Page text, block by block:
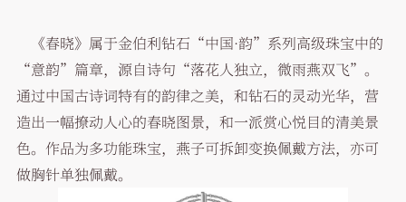
《春晓》属于金伯利钻石“中国·韵”系列高级珠宝中的
“意韵”篇章，源自诗句“落花人独立，微雨燕双飞”。
通过中国古诗词特有的韵律之美，和钻石的灵动光华，营
造出一幅撩动人心的春晓图景，和一派赏心悦目的清美景
色。作品为多功能珠宝，燕子可拆卸变换佩戴方法，亦可
做胸针单独佩戴。